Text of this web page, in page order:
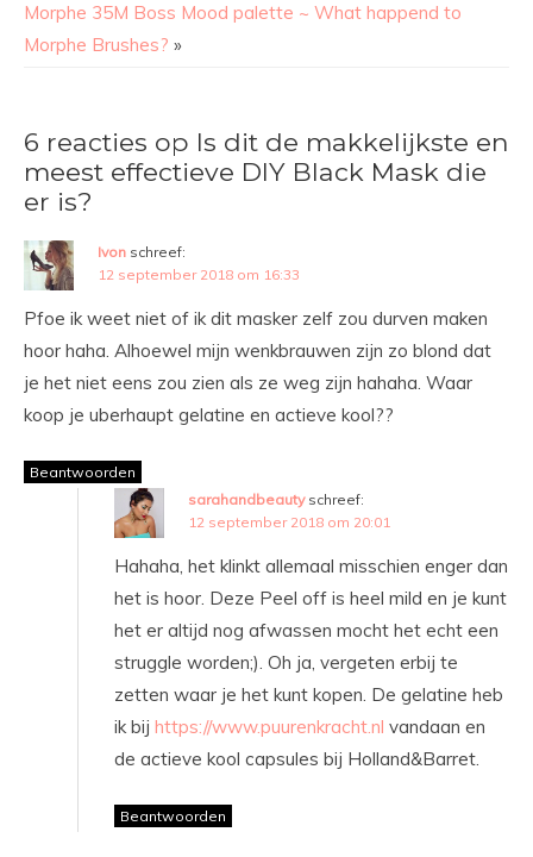
Morphe 35M Boss Mood palette ~ What happend to
Morphe Brushes? »
6 reacties op Is dit de makkelijkste en
meest effectieve DIY Black Mask die
er is?
Ivon schreef:
12 september 2018 om 16:33
Pfoe ik weet niet of ik dit masker zelf zou durven maken
hoor haha. Alhoewel mijn wenkbrauwen zijn zo blond dat
je het niet eens zou zien als ze weg zijn hahaha. Waar
koop je uberhaupt gelatine en actieve kool??
Beantwoorden
sarahandbeauty schreef:
12 september 2018 om 20:01
Hahaha, het klinkt allemaal misschien enger dan
het is hoor. Deze Peel off is heel mild en je kunt
het er altijd nog afwassen mocht het echt een
struggle worden;). Oh ja, vergeten erbij te
zetten waar je het kunt kopen. De gelatine heb
ik bij https://www.puurenkracht.nl vandaan en
de actieve kool capsules bij Holland&Barret.
Beantwoorden